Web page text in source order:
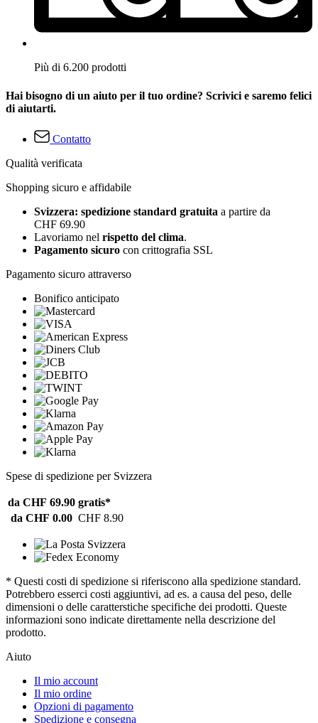
Più di 6.200 prodotti
Hai bisogno di un aiuto per il tuo ordine? Scrivici e saremo felici
di aiutarti.
Contatto
Qualità verificata
Shopping sicuro e affidabile
Svizzera: spedizione standard gratuita a partire da
CHF 69.90
Lavoriamo nel rispetto del clima.
Pagamento sicuro con crittografia SSL
Pagamento sicuro attraverso
Bonifico anticipato
Spese di spedizione per Svizzera
da CHF 69.90 gratis*
da CHF 0.00 CHF 8.90
* Questi costi di spedizione si riferiscono alla spedizione standard.
Potrebbero esserci costi aggiuntivi, ad es. a causa del peso, delle
dimensioni o delle caratterstiche specifiche dei prodotti. Queste
informazioni sono indicate direttamente nella descrizione del
prodotto.
Aiuto
Il mio account
Il mio ordine
Opzioni di pagamento
Spedizione e consegna